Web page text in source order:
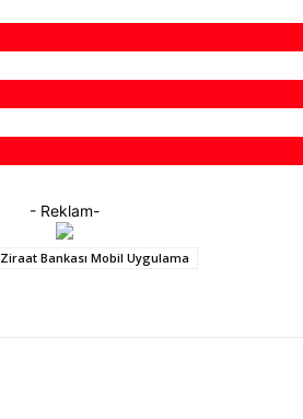
- Reklam-
Ziraat Bankası Mobil Uygulama